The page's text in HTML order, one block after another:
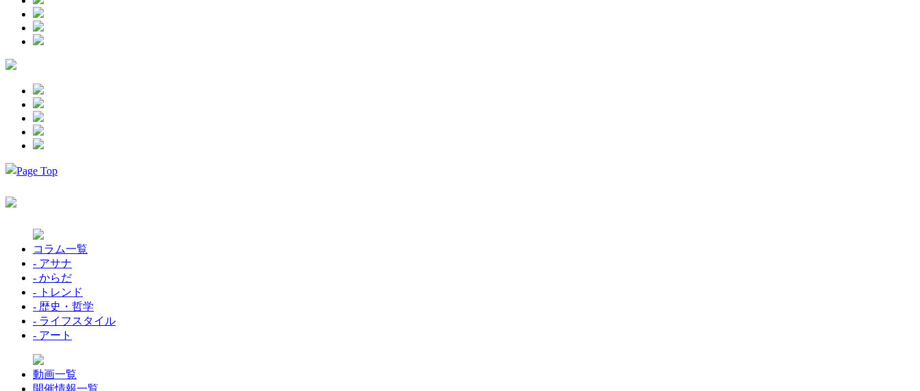
コラム一覧
- アサナ
- からだ
- トレンド
- 歴史・哲学
- ライフスタイル
- アート
動画一覧
開催情報一覧